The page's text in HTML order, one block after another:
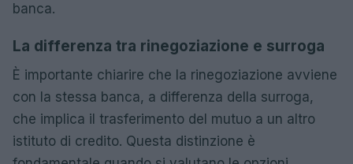
banca.
La differenza tra rinegoziazione e surroga
È importante chiarire che la rinegoziazione avviene
con la stessa banca, a differenza della surroga,
che implica il trasferimento del mutuo a un altro
istituto di credito. Questa distinzione è